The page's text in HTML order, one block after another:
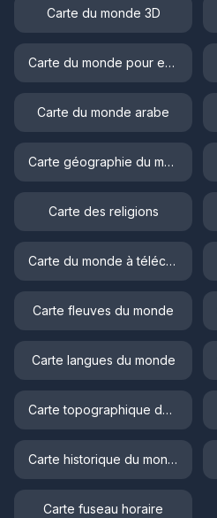
Carte du monde 3D
Carte du monde pour enfant
Carte du monde arabe
Carte géographie du monde
Carte des religions
Carte du monde à télécharger
Carte fleuves du monde
Carte langues du monde
Carte topographique du monde
Carte historique du monde
Carte fuseau horaire